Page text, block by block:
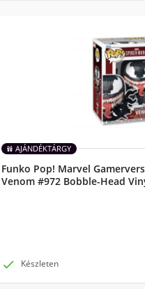
AJÁNDÉKTÁRGY
Funko Pop! Marvel
Venom #972 Bobble-Head
 Készleten